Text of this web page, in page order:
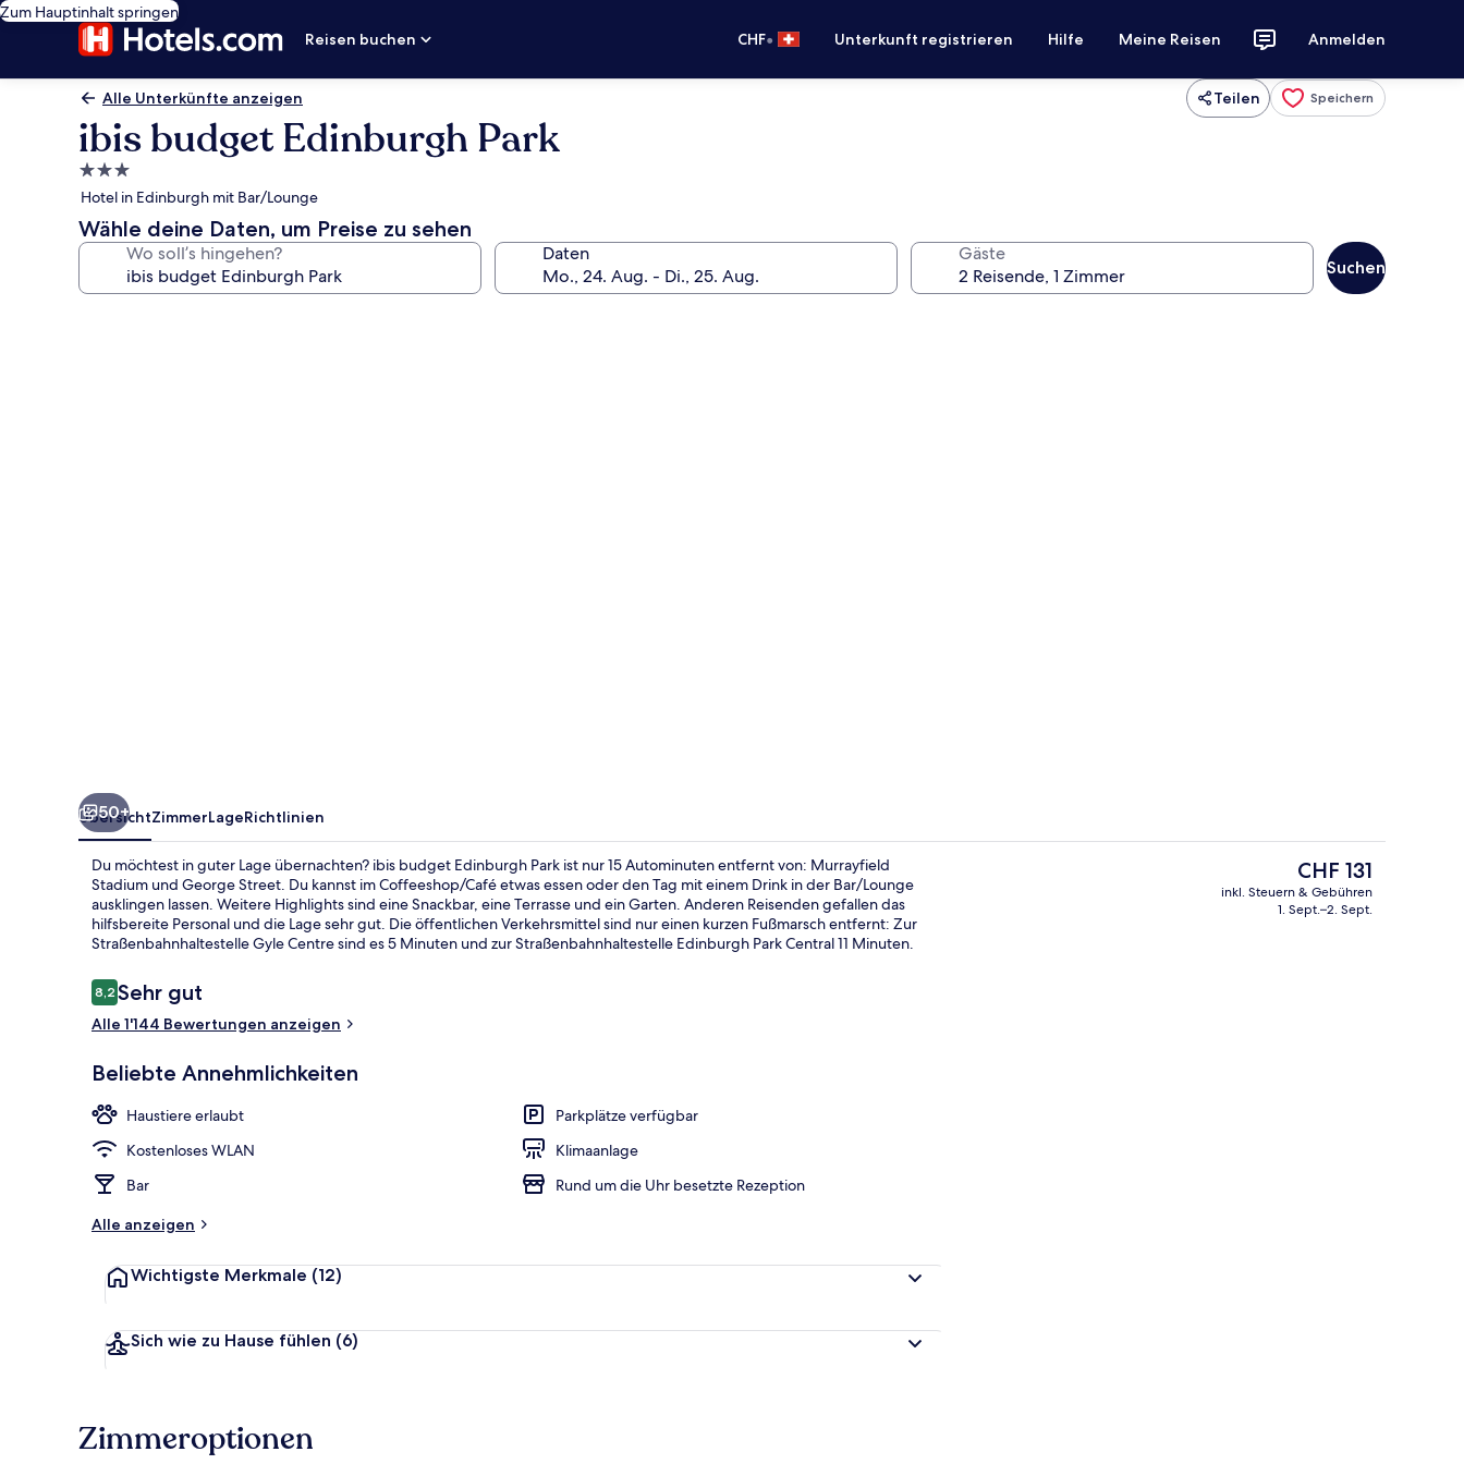
Zum Hauptinhalt springen
Reisen buchen
CHF• Unterkunft registrieren Hilfe Meine Reisen Anmelden
Alle Unterkünfte anzeigen Teilen Speichern
ibis budget Edinburgh Park
3.0-
Sterne-
Unterkunft
Hotel in Edinburgh mit Bar/Lounge
Wähle deine Daten, um Preise zu sehen
Wo soll’s hingehen? Daten Gäste
Suchen
Aussenbereich Terrasse/Patio
50+
ÜbersichtZimmerLageRichtlinien
Du möchtest in guter Lage übernachten? ibis budget Edinburgh Park ist nur 15 Autominuten entfernt von: Murrayfield
Stadium und George Street. Du kannst im Coffeeshop/Café etwas essen oder den Tag mit einem Drink in der Bar/Lounge
ausklingen lassen. Weitere Highlights sind eine Snackbar, eine Terrasse und ein Garten. Anderen Reisenden gefallen das
hilfsbereite Personal und die Lage sehr gut. Die öffentlichen Verkehrsmittel sind nur einen kurzen Fußmarsch entfernt: Zur
Straßenbahnhaltestelle Gyle Centre sind es 5 Minuten und zur Straßenbahnhaltestelle Edinburgh Park Central 11 Minuten.
Bewertungen
8,28,2 von 10.
Sehr gut
Alle 1'144 Bewertungen anzeigen
Beliebte Annehmlichkeiten
Haustiere erlaubt
Parkplätze verfügbar
Kostenloses WLAN
Klimaanlage
Bar
Rund um die Uhr besetzte Rezeption
Alle anzeigen
Wichtigste Merkmale (12)
Sich wie zu Hause fühlen (6)
Der
aktuelle
Preis
CHF 131
inkl. Steuern & Gebühren
1. Sept.–2. Sept.
Zimmeroptionen